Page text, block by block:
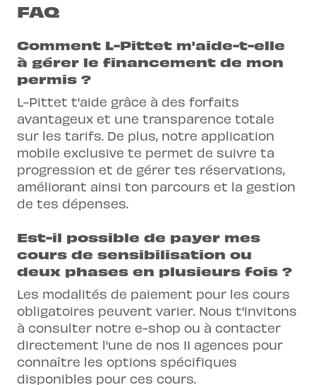
FAQ
Comment L-Pittet m'aide-t-elle
à gérer le financement de mon
permis ?
L-Pittet t'aide grâce à des forfaits
avantageux et une transparence totale
sur les tarifs. De plus, notre application
mobile exclusive te permet de suivre ta
progression et de gérer tes réservations,
améliorant ainsi ton parcours et la gestion
de tes dépenses.
Est-il possible de payer mes
cours de sensibilisation ou
deux phases en plusieurs fois ?
Les modalités de paiement pour les cours
obligatoires peuvent varier. Nous t'invitons
à consulter notre e-shop ou à contacter
directement l'une de nos 11 agences pour
connaître les options spécifiques
disponibles pour ces cours.